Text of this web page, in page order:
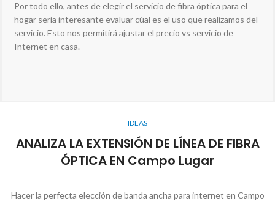
Por todo ello, antes de elegir el servicio de fibra óptica para el
hogar sería interesante evaluar cúal es el uso que realizamos del
servicio. Esto nos permitirá ajustar el precio vs servicio de
Internet en casa.
IDEAS
ANALIZA LA EXTENSIÓN DE LÍNEA DE FIBRA
ÓPTICA EN Campo Lugar
Hacer la perfecta elección de banda ancha para internet en Campo